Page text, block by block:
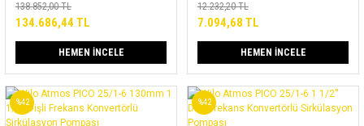
138.852,00 TL
134.686,44 TL
HEMEN İNCELE
12.232,20 TL
7.094,68 TL
HEMEN İNCELE
%42 %42